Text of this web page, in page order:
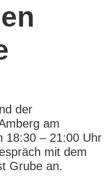
der
am
18:30 – 21:00 Uhr
mit dem
Grube an.